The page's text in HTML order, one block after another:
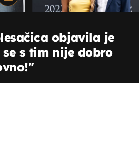
objavila je
s tim nije dobro